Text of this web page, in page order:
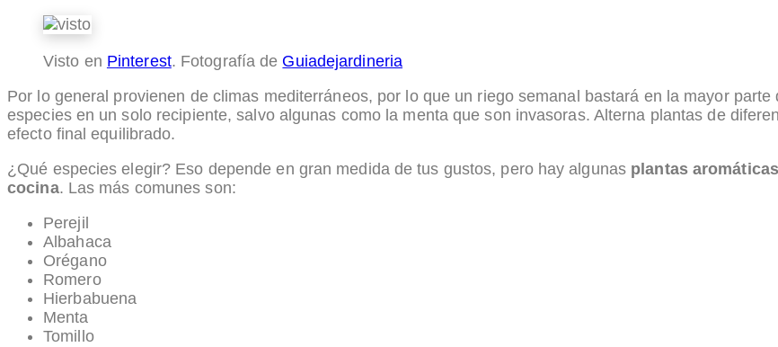
Visto en Pinterest. Fotografía de Guiadejardineria
Por lo general provienen de climas mediterráneos, por lo que un riego semanal bastará en la mayor
especies en un solo recipiente, salvo algunas como la menta que son invasoras. Alterna plantas de
efecto final equilibrado.
¿Qué especies elegir? Eso depende en gran medida de tus gustos, pero hay algunas plantas
cocina. Las más comunes son:
Perejil
Albahaca
Orégano
Romero
Hierbabuena
Menta
Tomillo